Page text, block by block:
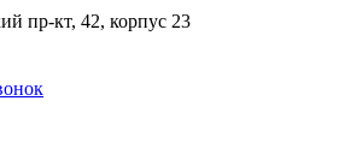
пр-кт, 42, корпус 23